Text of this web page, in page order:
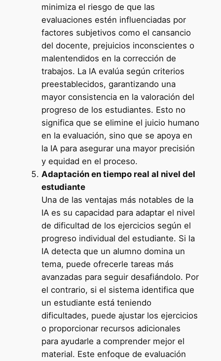
minimiza el riesgo de que las
evaluaciones estén influenciadas por
factores subjetivos como el cansancio
del docente, prejuicios inconscientes o
malentendidos en la corrección de
trabajos. La IA evalúa según criterios
preestablecidos, garantizando una
mayor consistencia en la valoración del
progreso de los estudiantes. Esto no
significa que se elimine el juicio humano
en la evaluación, sino que se apoya en
la IA para asegurar una mayor precisión
y equidad en el proceso.
Adaptación en tiempo real al nivel del
estudiante
Una de las ventajas más notables de la
IA es su capacidad para adaptar el nivel
de dificultad de los ejercicios según el
progreso individual del estudiante. Si la
IA detecta que un alumno domina un
tema, puede ofrecerle tareas más
avanzadas para seguir desafiándolo. Por
el contrario, si el sistema identifica que
un estudiante está teniendo
dificultades, puede ajustar los ejercicios
o proporcionar recursos adicionales
para ayudarle a comprender mejor el
material. Este enfoque de evaluación